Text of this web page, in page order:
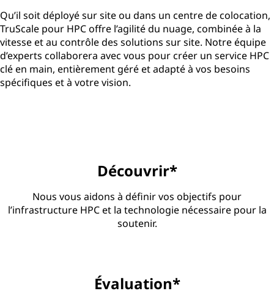
Qu’il soit déployé sur site ou dans un centre de colocation,
TruScale pour HPC offre l’agilité du nuage, combinée à la
vitesse et au contrôle des solutions sur site. Notre équipe
d’experts collaborera avec vous pour créer un service HPC
clé en main, entièrement géré et adapté à vos besoins
spécifiques et à votre vision.
Découvrir*
Nous vous aidons à définir vos objectifs pour
l’infrastructure HPC et la technologie nécessaire pour la
soutenir.
Évaluation*